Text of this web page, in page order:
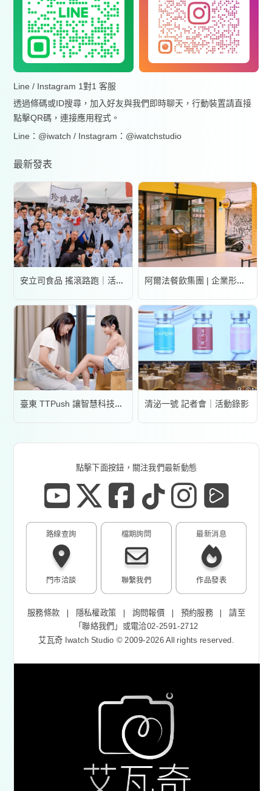
Line / Instagram 1對1 客服
透過條碼或ID搜尋，加入好友與我們即時聊天，行動裝置請直接
點擊QR碼，連接應用程式。
Line：@iwatch / Instagram：@iwatchstudio
最新發表
安立司食品 搖滾路跑｜活動錄影 阿爾法餐飲集團 | 企業形象宣傳片
臺東 TTPush 讓智慧科技更有溫度 | 形象影片 清泌一號 記者會｜活動錄影
點擊下面按鈕，關注我們最新動態
路線查詢
門市洽談
最新消息
作品發表
檔期詢問
聯繫我們
服務條款 ❘ 隱私權政策 ❘詢問報價 ❘預約服務 ❘請至
「聯絡我們 」或電洽02-2591-2712
艾瓦奇 Iwatch Studio © 2009-2026 All rights reserved.